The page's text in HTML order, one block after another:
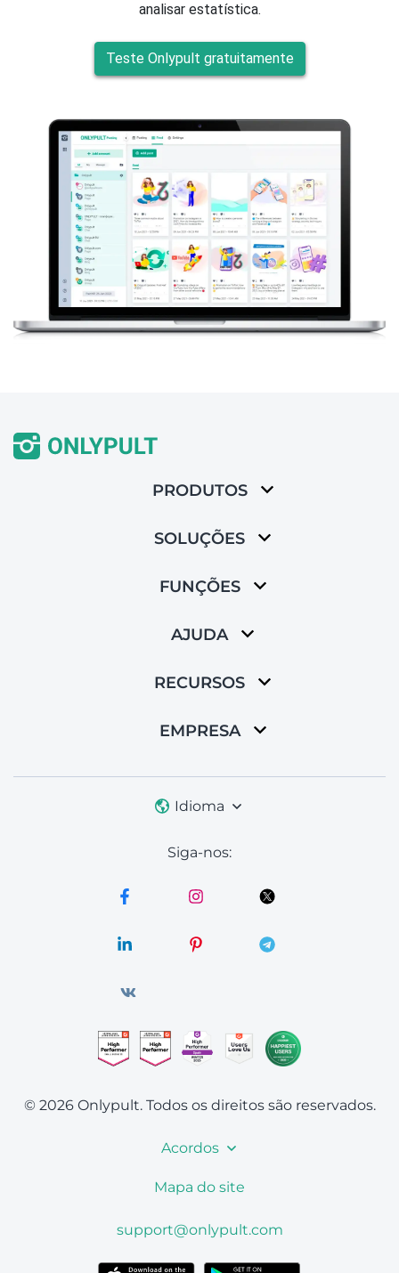
analisar estatística.
Teste Onlypult gratuitamente
PRODUTOS
SOLUÇÕES
FUNÇÕES
AJUDA
RECURSOS
EMPRESA
Idioma
Siga-nos:
© 2026 Onlypult. Todos os direitos são reservados.
Acordos
Mapa do site
support@onlypult.com